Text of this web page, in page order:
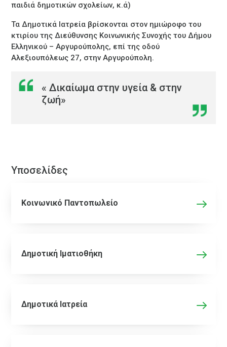
παιδιά δημοτικών σχολείων, κ.ά)
Τα Δημοτικά Ιατρεία βρίσκονται στον ημιώροφο του
κτιρίου της Διεύθυνσης Κοινωνικής Συνοχής του Δήμου
Ελληνικού – Αργυρούπολης, επί της οδού
Αλεξιουπόλεως 27, στην Αργυρούπολη.
« Δικαίωμα στην υγεία & στην
ζωή»
Υποσελίδες
Κοινωνικό Παντοπωλείο
Δημοτική Ιματιοθήκη
Δημοτικά Ιατρεία